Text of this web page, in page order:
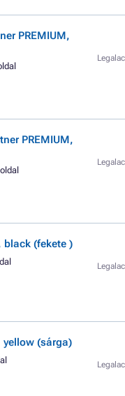
PREMIUM,
PREMIUM,
black (fekete )
yellow (sárga)